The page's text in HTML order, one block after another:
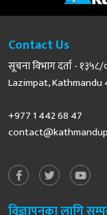
Contact Us
सूचना विभाग दर्ता -
Lazimpat, Kathmandu
+977 1 442 68 47